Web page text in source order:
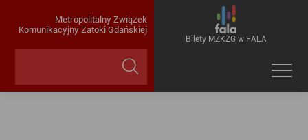
Metropolitalny Związek
Komunikacyjny Zatoki Gdańskiej
Bilety MZKZG w FALA